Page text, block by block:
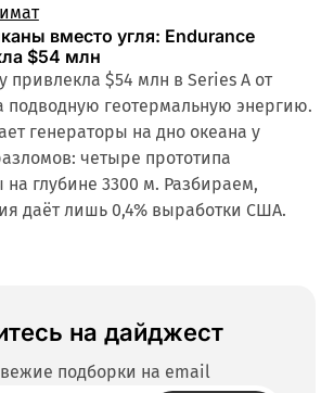
вместо угля: Endurance
$54 млн
привлекла $54 млн в Series A от
подводную геотермальную энергию.
генераторы на дно океана у
четыре прототипа
на глубине 3300 м. Разбираем,
даёт лишь 0,4% выработки США.
на дайджест
подборки на email